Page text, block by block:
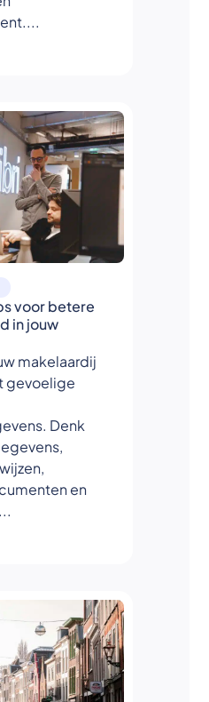
voor betere
in jouw
makelaardij
gevoelige
Denk
en